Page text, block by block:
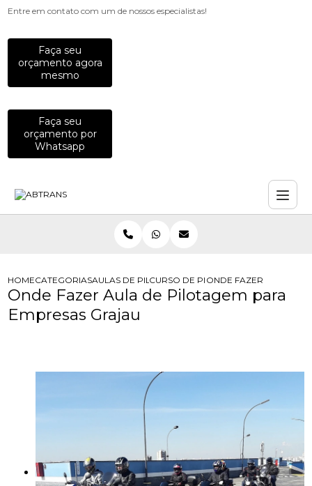
Entre em contato com um de nossos especialistas!
Faça seu
orçamento agora
mesmo
Faça seu
orçamento por
Whatsapp
HOMECATEGORIASAULAS DE PILOTAGEM PARA EMPRESAS
CURSO DE PILOTAGEM PARA
ONDE FAZER AULA DE
Onde Fazer Aula de Pilotagem para
Empresas Grajau